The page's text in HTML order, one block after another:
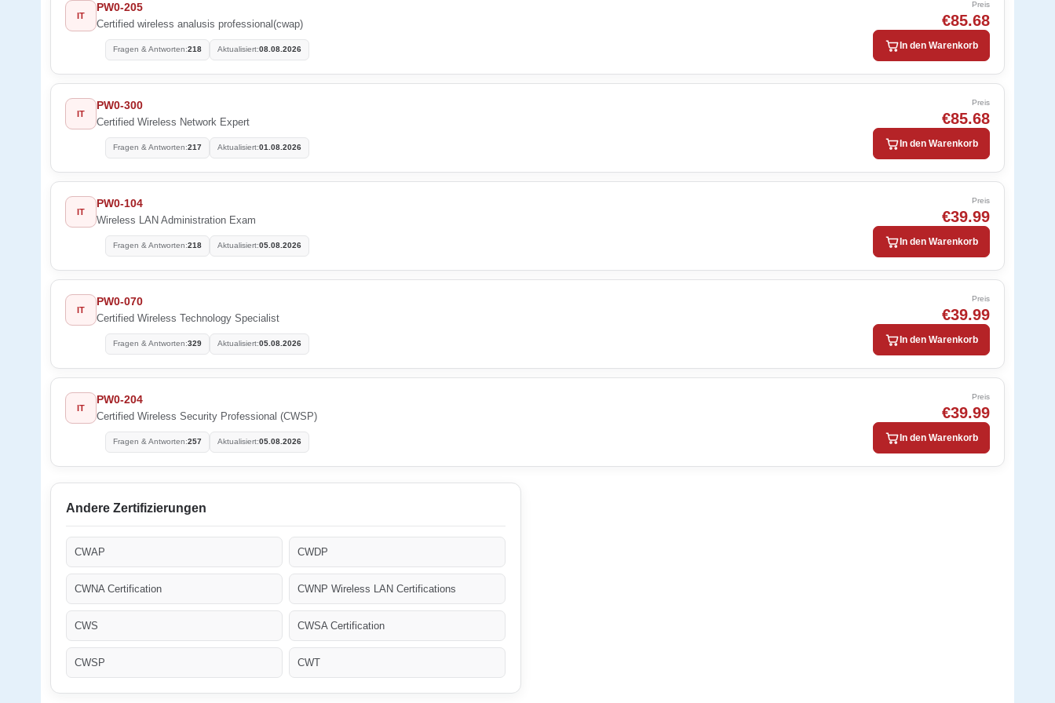
IT
PW0-205
Certified wireless analusis professional(cwap)
Fragen & Antworten:218 Aktualisiert:08.08.2026
Preis
€85.68
In den Warenkorb
IT
PW0-300
Certified Wireless Network Expert
Fragen & Antworten:217 Aktualisiert:01.08.2026
Preis
€85.68
In den Warenkorb
IT
PW0-104
Wireless LAN Administration Exam
Fragen & Antworten:218 Aktualisiert:05.08.2026
Preis
€39.99
In den Warenkorb
IT
PW0-070
Certified Wireless Technology Specialist
Fragen & Antworten:329 Aktualisiert:05.08.2026
Preis
€39.99
In den Warenkorb
IT
PW0-204
Certified Wireless Security Professional (CWSP)
Fragen & Antworten:257 Aktualisiert:05.08.2026
Preis
€39.99
In den Warenkorb
Andere Zertifizierungen
CWAP CWDP
CWNA Certification CWNP Wireless LAN Certifications
CWS CWSA Certification
CWSP CWT